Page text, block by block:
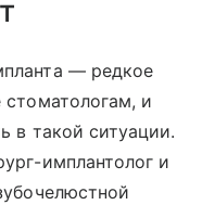
— редкое
и
в такой ситуации.
имплантолог и